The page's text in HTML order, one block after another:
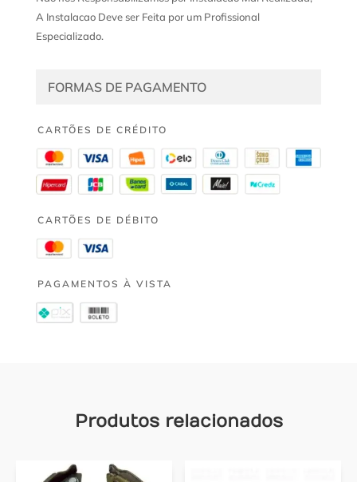
A Instalacao Deve ser Feita por um Profissional
Especializado.
FORMAS DE PAGAMENTO
CARTÕES DE CRÉDITO
CARTÕES DE DÉBITO
PAGAMENTOS À VISTA
Produtos relacionados